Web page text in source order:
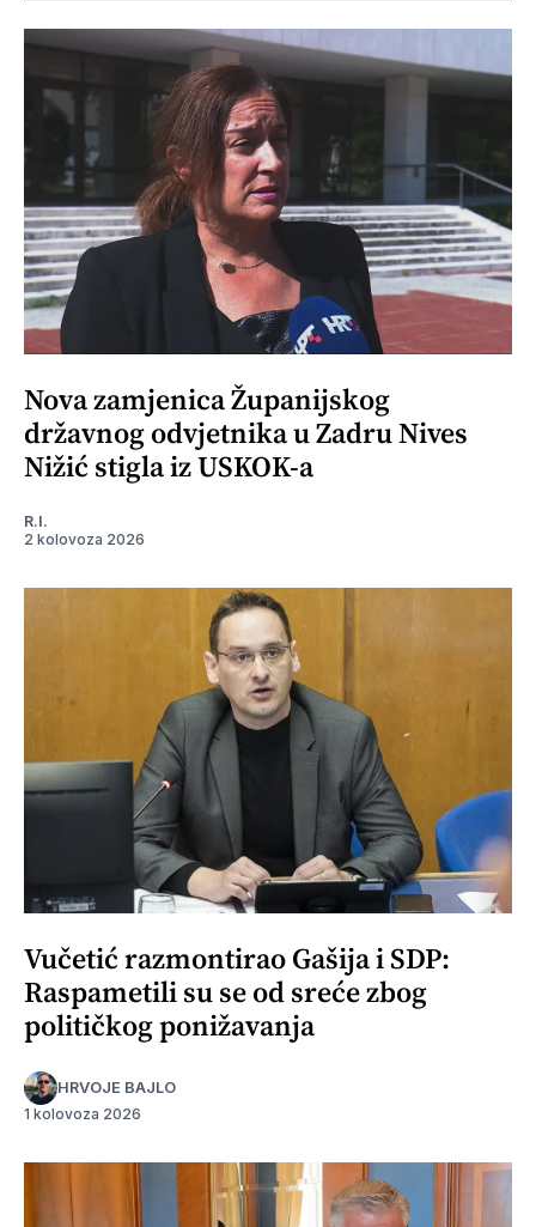
Nova zamjenica Županijskog
državnog odvjetnika u Zadru Nives
Nižić stigla iz USKOK-a
R.I.
2 kolovoza 2026
Vučetić razmontirao Gašija i SDP:
Raspametili su se od sreće zbog
političkog ponižavanja
HRVOJE BAJLO
1 kolovoza 2026